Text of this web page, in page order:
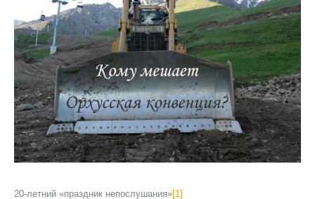
20-летний «праздник непослушания»[1]